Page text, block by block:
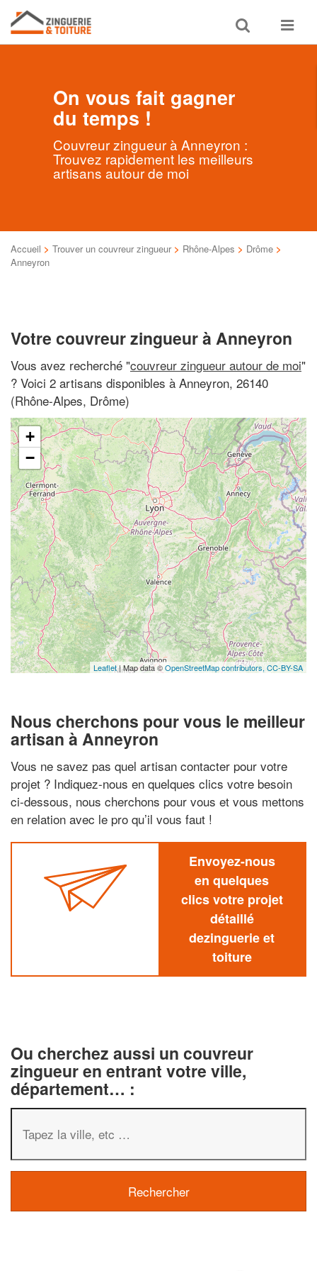
Toggle
search
Toggle
On vous fait gagner
du temps !
Couvreur zingueur à Anneyron :
Trouvez rapidement les meilleurs
artisans autour de moi
Accueil > Trouver un couvreur zingueur > Rhône-Alpes > Drôme >
Anneyron
Votre couvreur zingueur à Anneyron
Vous avez recherché "couvreur zingueur autour de moi"
? Voici 2 artisans disponibles à Anneyron, 26140
(Rhône-Alpes, Drôme)
+
−
Leaflet| Map data ©OpenStreetMap contributors, CC-BY-SA
Nous cherchons pour vous le meilleur
artisan à Anneyron
Vous ne savez pas quel artisan contacter pour votre
projet ? Indiquez-nous en quelques clics votre besoin
ci-dessous, nous cherchons pour vous et vous mettons
en relation avec le pro qu’il vous faut !
Envoyez-nous
en quelques
clics votre projet
détaillé
dezinguerie et
toiture
Ou cherchez aussi un couvreur
zingueur en entrant votre ville,
département… :